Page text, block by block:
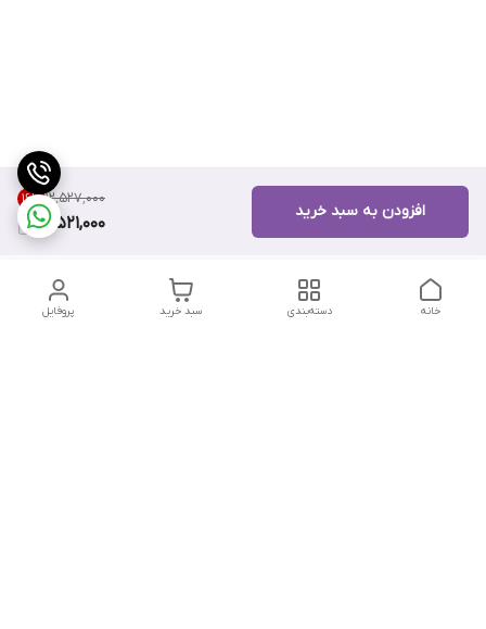
۱۲٬۵۲۷٬۰۰۰ 16%
10,521,000
افزودن به سبد خرید
پروفایل سبد خرید دسته‌بندی خانه